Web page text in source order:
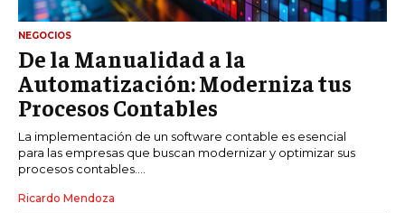
NEGOCIOS
De la Manualidad a la
Automatización: Moderniza tus
Procesos Contables
La implementación de un software contable es esencial
para las empresas que buscan modernizar y optimizar sus
procesos contables....
Ricardo Mendoza